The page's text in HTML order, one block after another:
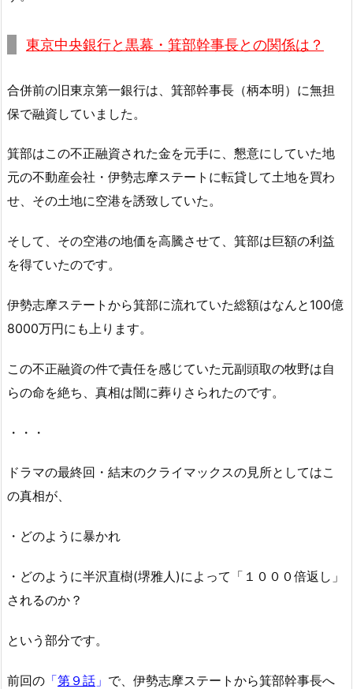
東京中央銀行と黒幕・箕部幹事長との関係は？
合併前の旧東京第一銀行は、箕部幹事長（柄本明）に無担
保で融資していました。
箕部はこの不正融資された金を元手に、懇意にしていた地
元の不動産会社・伊勢志摩ステートに転貸して土地を買わ
せ、その土地に空港を誘致していた。
そして、その空港の地価を高騰させて、箕部は巨額の利益
を得ていたのです。
伊勢志摩ステートから箕部に流れていた総額はなんと100億
8000万円にも上ります。
この不正融資の件で責任を感じていた元副頭取の牧野は自
らの命を絶ち、真相は闇に葬りさられたのです。
・・・
ドラマの最終回・結末のクライマックスの見所としてはこ
の真相が、
・どのように暴かれ
・どのように半沢直樹(堺雅人)によって「１０００倍返し」
されるのか？
という部分です。
前回の 「第９話 」 で、伊勢志摩ステートから箕部幹事長へ